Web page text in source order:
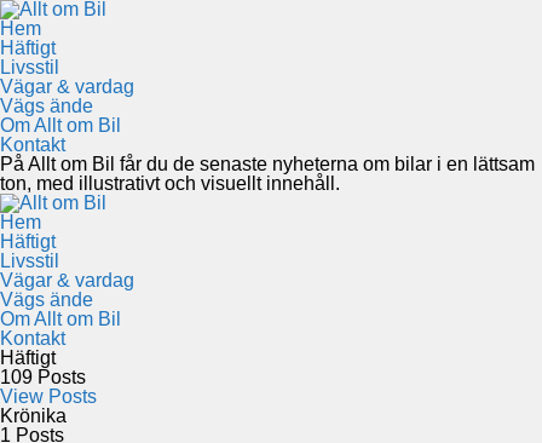
Hem
Häftigt
Livsstil
Vägar & vardag
Vägs ände
Om Allt om Bil
Kontakt
På Allt om Bil får du de senaste nyheterna om bilar i en lättsam
ton, med illustrativt och visuellt innehåll.
Hem
Häftigt
Livsstil
Vägar & vardag
Vägs ände
Om Allt om Bil
Kontakt
Häftigt
109 Posts
View Posts
Krönika
1 Posts